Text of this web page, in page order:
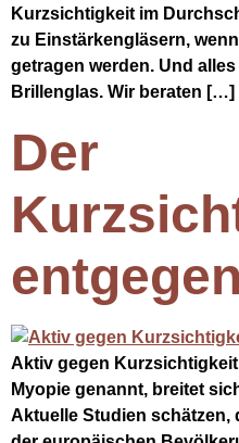
Kurzsichtigkeit im
zu Einstärkengläsern,
getragen werden. Und
Brillenglas. Wir beraten […]
Der
Aktiv gegen
Myopie genannt, breitet
Aktuelle Studien schätzen,